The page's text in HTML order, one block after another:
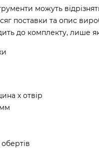
можуть
поставки та опис
до комплекту, лише
х отвір
мм
обертів